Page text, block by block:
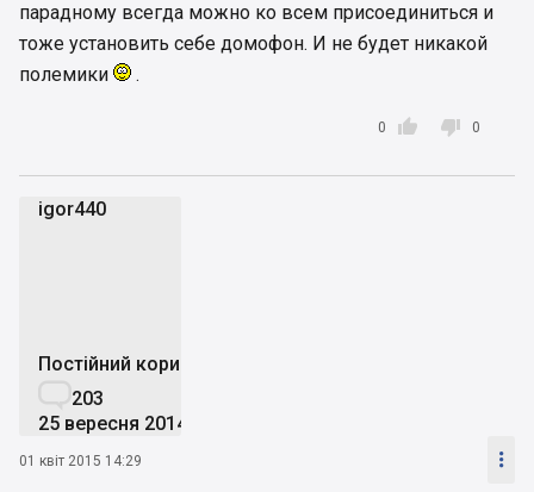
парадному всегда можно ко всем присоединиться и
тоже установить себе домофон. И не будет никакой
полемики
.

0  0
igor440
Постійний користувач
203
25 вересня 2014
01 квіт 2015 14:29 